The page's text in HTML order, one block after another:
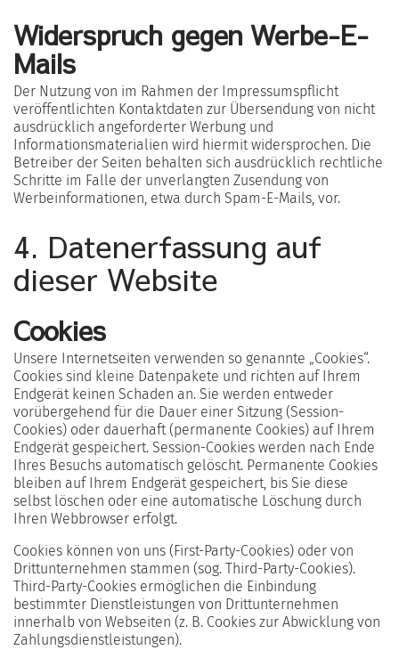
Widerspruch gegen Werbe-E-
Mails
Der Nutzung von im Rahmen der Impressumspflicht
veröffentlichten Kontaktdaten zur Übersendung von nicht
ausdrücklich angeforderter Werbung und
Informationsmaterialien wird hiermit widersprochen. Die
Betreiber der Seiten behalten sich ausdrücklich rechtliche
Schritte im Falle der unverlangten Zusendung von
Werbeinformationen, etwa durch Spam-E-Mails, vor.
4. Datenerfassung auf
dieser Website
Cookies
Unsere Internetseiten verwenden so genannte „Cookies“.
Cookies sind kleine Datenpakete und richten auf Ihrem
Endgerät keinen Schaden an. Sie werden entweder
vorübergehend für die Dauer einer Sitzung (Session-
Cookies) oder dauerhaft (permanente Cookies) auf Ihrem
Endgerät gespeichert. Session-Cookies werden nach Ende
Ihres Besuchs automatisch gelöscht. Permanente Cookies
bleiben auf Ihrem Endgerät gespeichert, bis Sie diese
selbst löschen oder eine automatische Löschung durch
Ihren Webbrowser erfolgt.
Cookies können von uns (First-Party-Cookies) oder von
Drittunternehmen stammen (sog. Third-Party-Cookies).
Third-Party-Cookies ermöglichen die Einbindung
bestimmter Dienstleistungen von Drittunternehmen
innerhalb von Webseiten (z. B. Cookies zur Abwicklung von
Zahlungsdienstleistungen).